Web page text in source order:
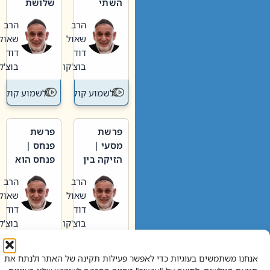
אנחנו משתמשים בעוגיות כדי לאפשר פעילות תקינה של האתר ולנתח את
וערב של
חיינו
הרב
שאול
דוד
בוצ'קו
לשמוע קול תורה – מדרש
האבות
הרב
שאול
דוד
בוצ'קו
לשמוע קול
פרשת
מסעי |
הזיקה בין
הגדול לעם הרב
שאול
דוד
בוצ'קו
לשמוע קול תורה – מדרש
פרשת
פנחס |
פנחס הוא
אליהו: בין
קנאות
הורסת
לקנאות
בונה
הרב
שאול
דוד
בוצ'קו
לשמוע קול